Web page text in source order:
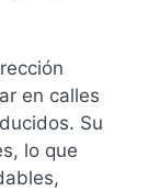
en calles
Su
lo que